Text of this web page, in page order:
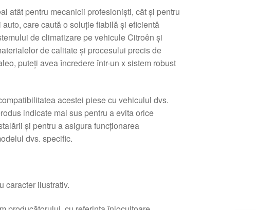
atât pentru mecanicii profesioniști, cât și pentru
care caută o soluție fiabilă și eficientă
de climatizare pe vehicule Citroên și
de calitate și procesului precis de
puteți avea încredere într-un x sistem robust
acestei piese cu vehiculul dvs.
indicate mai sus pentru a evita orice
și pentru a asigura funcționarea
dvs. specific.
caracter ilustrativ.